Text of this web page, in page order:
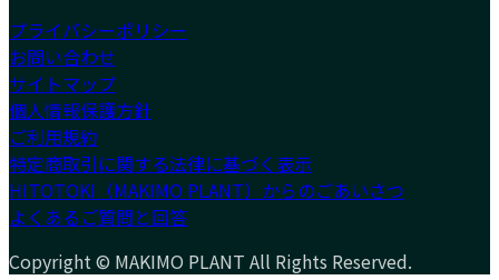
プライバシーポリシー
お問い合わせ
サイトマップ
個人情報保護方針
ご利用規約
特定商取引に関する法律に基づく表示
HITOTOKI（MAKIMO PLANT）からのごあいさつ
よくあるご質問と回答
Copyright © MAKIMO PLANT All Rights Reserved.